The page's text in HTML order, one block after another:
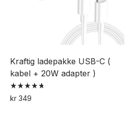
Kraftig ladepakke USB-C (
kabel + 20W adapter )
Vurdert
4.79
kr 349